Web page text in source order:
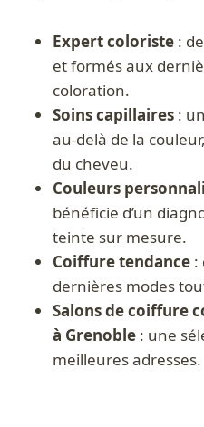
Expert coloriste :
et formés aux
coloration.
Soins capillaires :
au-delà de la
du cheveu.
Couleurs
bénéficie d’un
teinte sur mesure.
Coiffure tendance :
dernières modes
Salons de coiffure
à Grenoble : une
meilleures adresses.